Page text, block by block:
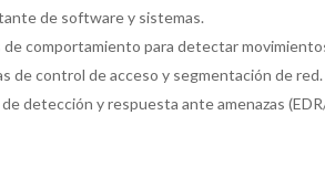
de software y sistemas.
comportamiento para detectar
de control de acceso y segmentación de red.
detección y respuesta ante amenazas